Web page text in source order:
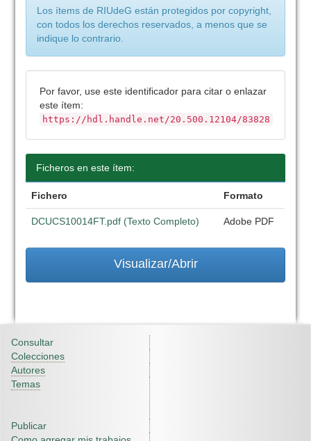
Los ítems de RIUdeG están protegidos por copyright,
con todos los derechos reservados, a menos que se
indique lo contrario.
Por favor, use este identificador para citar o enlazar
este ítem:
https://hdl.handle.net/20.500.12104/83828
Ficheros en este ítem:
Fichero Formato
DCUCS10014FT.pdf (Texto Completo) Adobe PDF
Visualizar/Abrir
Consultar
Colecciones
Autores
Temas
Publicar